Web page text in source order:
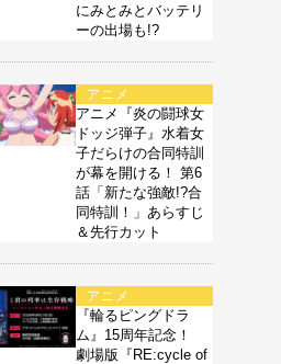
にみとみとバッテリ
ーの出場も!?
アニメ
アニメ『炎の闘球女
ドッジ弾子』水着女
子だらけの合同特訓
が幕を開ける！ 第6
話「新たな強敵!?合
同特訓！」あらすじ
＆先行カット
アニメ
『輪るピングドラ
ム』15周年記念！
劇場版『RE:cycle of